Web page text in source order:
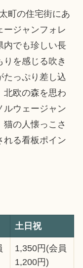
町の住宅街にあ
ージャンフォレ
内でも珍しい長
を感じる吹き
たっぷり差し込
北欧の森を思わ
ルウェージャン
の人懐っこさ
れる看板ポイン
土日祝
1,350円(会員
1,200円)